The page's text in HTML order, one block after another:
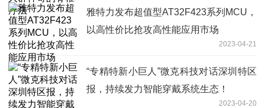
雅特力发布超值型AT32F423系列MCU，
以高性价比抢攻高性能应用市场
2023-04-21
“专精特新小巨人”微克科技对话深圳特区
报，持续发力智能穿戴系统生态！
2023-04-20